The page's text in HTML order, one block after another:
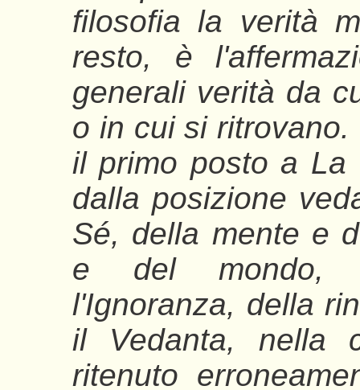
filosofia la verità
resto, è
generali verità da
o in cui si
il primo posto a La
dalla posizione
Sé, della mente e
e del mondo,
l'Ignoranza, della
il Vedanta, nella
ritenuto